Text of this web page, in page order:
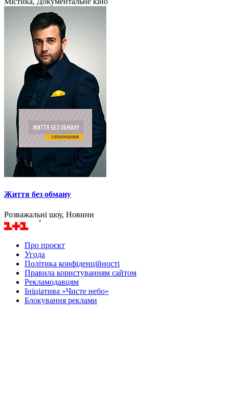
Життя без обману
Розважальні шоу, Новини
Про проєкт
Угода
Політика конфіденційності
Правила користуванням сайтом
Рекламодавцям
Ініціатива «Чисте небо»
Блокування реклами